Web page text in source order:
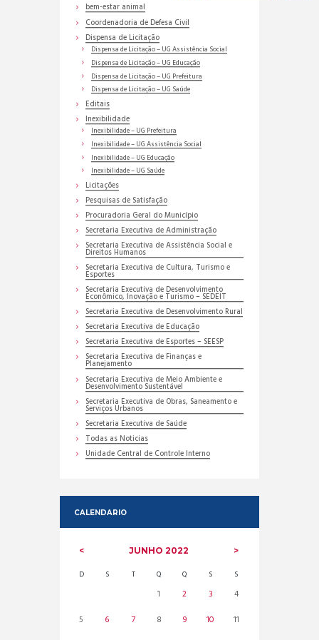
bem-estar animal
Coordenadoria de Defesa Civil
Dispensa de Licitação
Dispensa de Licitação – UG Assistência Social
Dispensa de Licitação – UG Educação
Dispensa de Licitação – UG Prefeitura
Dispensa de Licitação – UG Saúde
Editais
Inexibilidade
Inexibilidade – UG Prefeitura
Inexibilidade – UG Assistência Social
Inexibilidade – UG Educação
Inexibilidade – UG Saúde
Licitações
Pesquisas de Satisfação
Procuradoria Geral do Município
Secretaria Executiva de Administração
Secretaria Executiva de Assistência Social e
Direitos Humanos
Secretaria Executiva de Cultura, Turismo e
Esportes
Secretaria Executiva de Desenvolvimento
Econômico, Inovação e Turismo – SEDEIT
Secretaria Executiva de Desenvolvimento Rural
Secretaria Executiva de Educação
Secretaria Executiva de Esportes – SEESP
Secretaria Executiva de Finanças e
Planejamento
Secretaria Executiva de Meio Ambiente e
Desenvolvimento Sustentável
Secretaria Executiva de Obras, Saneamento e
Serviços Urbanos
Secretaria Executiva de Saúde
Todas as Noticias
Unidade Central de Controle Interno
CALENDARIO
JUNHO 2022
D S T Q Q S S
1 2 3
4
5
6 7 8 9 10
11